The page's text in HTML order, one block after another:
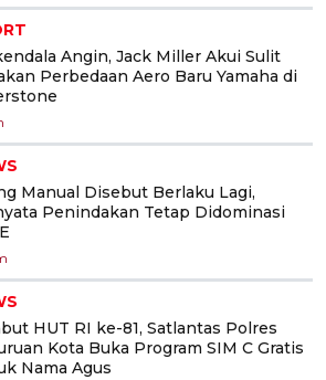
Angin, Jack Miller Akui Sulit
Perbedaan Aero Baru Yamaha di
Manual Disebut Berlaku Lagi,
Penindakan Tetap Didominasi
HUT RI ke-81, Satlantas Polres
Kota Buka Program SIM C Gratis
Nama Agus